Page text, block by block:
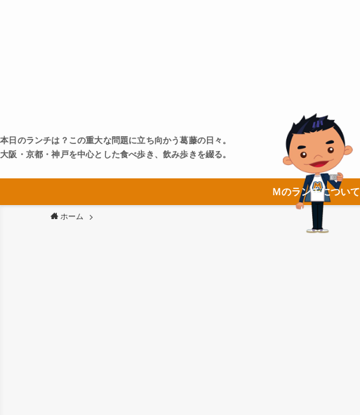
本日のランチは？この重大な問題に立ち向かう葛藤の日々。
大阪・京都・神戸を中心とした食べ歩き、飲み歩きを綴る。
Ｍのランチについて
ホーム